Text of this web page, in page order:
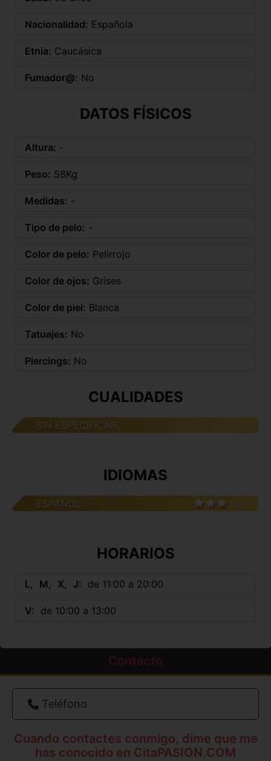
Nacionalidad: Española
Etnia: Caucásica
Fumador@: No
DATOS FÍSICOS
Altura: -
Peso: 58Kg
Medidas: -
Tipo de pelo: -
Color de pelo: Pelirrojo
Color de ojos: Grises
Color de piel: Blanca
Tatuajes: No
Piercings: No
CUALIDADES
SIN ESPECIFICAR
IDIOMAS
ESPAÑOL
HORARIOS
L M X J de 11:00 a 20:00
V de 10:00 a 13:00
Contacto
Teléfono
Cuando contactes conmigo, dime que me
has conocido en CitaPASION.COM